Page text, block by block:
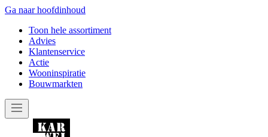
Ga naar hoofdinhoud
Toon hele assortiment
Advies
Klantenservice
Actie
Wooninspiratie
Bouwmarkten